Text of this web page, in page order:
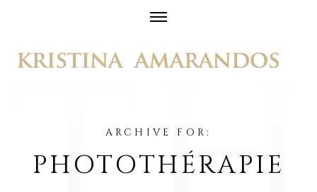
content
ARCHIVE FOR:
PHOTOTHÉRAPIE